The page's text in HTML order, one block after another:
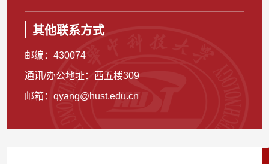
其他联系方式
邮编：430074
通讯/办公地址： 西五楼309
邮箱：qyang@hust.edu.cn